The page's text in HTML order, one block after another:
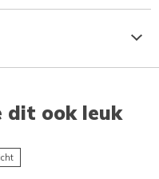
dit ook leuk